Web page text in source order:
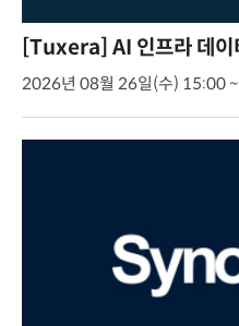
[Tuxera] AI 인프라 데
2026년 08월 26일(수) 15:00